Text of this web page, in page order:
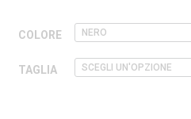
COLORE
TAGLIA